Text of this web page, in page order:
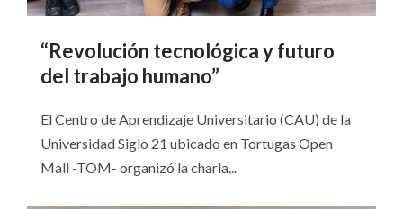
“Revolución tecnológica y futuro
del trabajo humano”
El Centro de Aprendizaje Universitario (CAU) de la
Universidad Siglo 21 ubicado en Tortugas Open
Mall -TOM- organizó la charla...